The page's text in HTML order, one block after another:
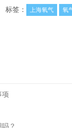
标签： 上海氧气 氧
项
？